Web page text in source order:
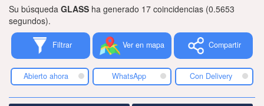
Tiendacores
Contactenos
Su búsqueda GLASS ha generado 17 coincidencias (0.5653
segundos).
Filtrar Ver en mapa Compartir
Abierto ahora WhatsApp Con Delivery